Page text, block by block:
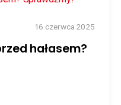
16 czerwca 2025
hałasem?